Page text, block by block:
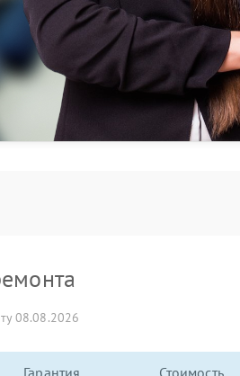
08.08.2026
Гарантия Стоимость